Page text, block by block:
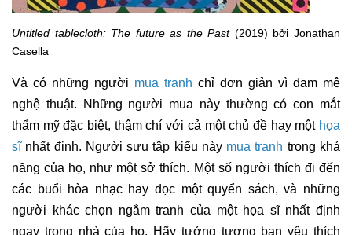
Untitled tablecloth: The future as the Past(2019) bởi Jonathan
Casella
Và có những người mua tranh chỉ đơn giản vì đam mê
nghệ thuật. Những người mua này thường có con mắt
thẩm mỹ đặc biệt, thậm chí với cả một chủ đề hay một họa
sĩnhất định. Người sưu tập kiểu này mua tranh trong khả
năng của họ, như một sở thích. Một số người thích đi đến
các buổi hòa nhạc hay đọc một quyển sách, và những
người khác chọn ngắm tranh của một họa sĩ nhất định
ngay trong nhà của họ. Hãy tưởng tượng bạn yêu thích